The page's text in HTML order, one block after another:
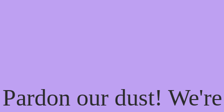
Pardon our dust! We're